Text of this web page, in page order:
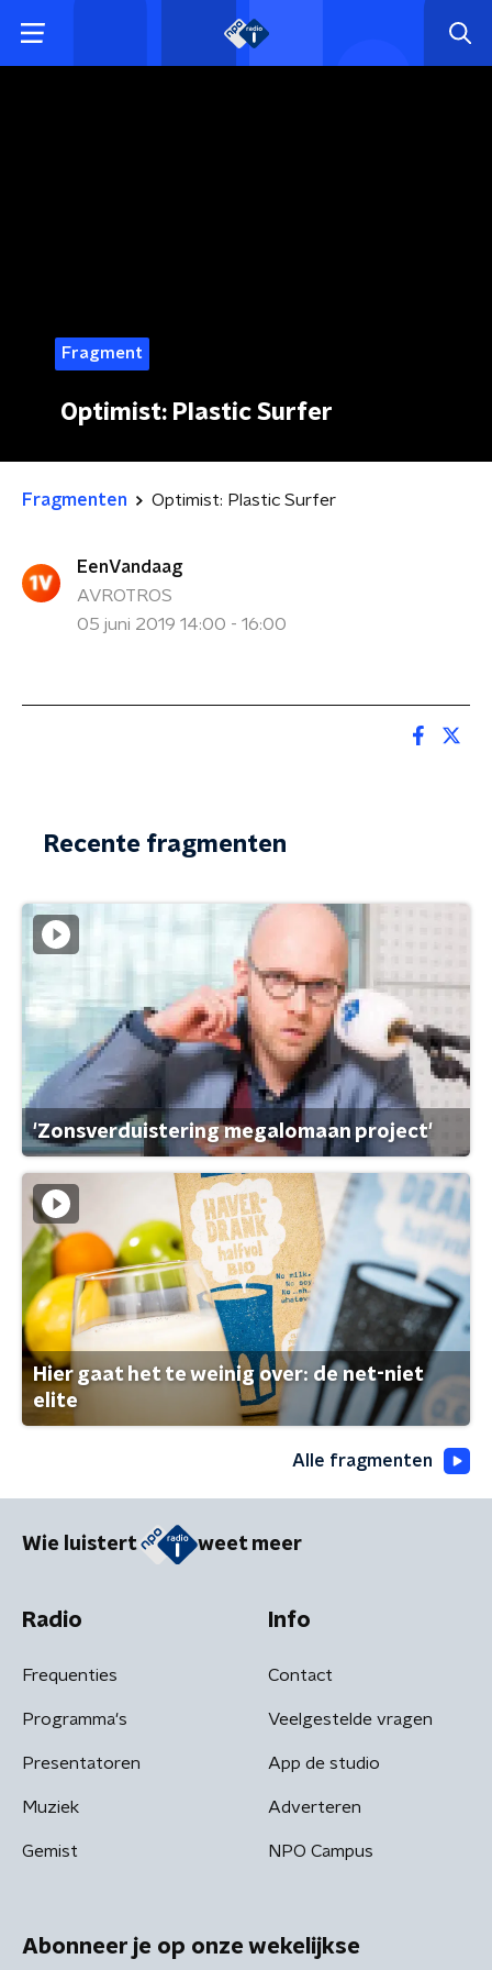
Fragment
Optimist: Plastic Surfer
Fragmenten Optimist: Plastic Surfer
EenVandaag
AVROTROS
05 juni 2019 14:00 - 16:00
Recente fragmenten
'Zonsverduistering megalomaan project'
Hier gaat het te weinig over: de net-niet
elite
Alle fragmenten
Wie luistert weet meer
Radio
Frequenties
Programma's
Presentatoren
Muziek
Gemist
Info
Contact
Veelgestelde vragen
App de studio
Adverteren
NPO Campus
Abonneer je op onze wekelijkse